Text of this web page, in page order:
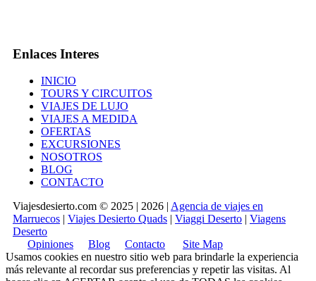
Enlaces Interes
INICIO
TOURS Y CIRCUITOS
VIAJES DE LUJO
VIAJES A MEDIDA
OFERTAS
EXCURSIONES
NOSOTROS
BLOG
CONTACTO
Viajesdesierto.com © 2025 | 2026 | Agencia de viajes en
Marruecos | Viajes Desierto Quads | Viaggi Deserto | Viagens
Deserto
Opiniones
Blog Contacto
Site Map
Usamos cookies en nuestro sitio web para brindarle la experiencia
más relevante al recordar sus preferencias y repetir las visitas. Al